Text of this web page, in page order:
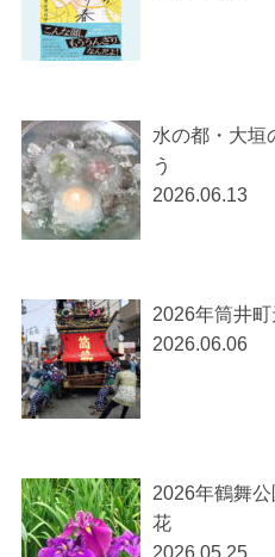
水の都・大垣
う
2026.06.13
2026年筒井
2026.06.06
2026年鶴舞
花
2026.05.25